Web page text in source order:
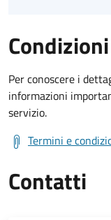
Per conoscere i
informazioni
servizio.
Termini e
Contatti